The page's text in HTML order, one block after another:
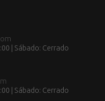
| Sábado: Cerrado
| Sábado: Cerrado